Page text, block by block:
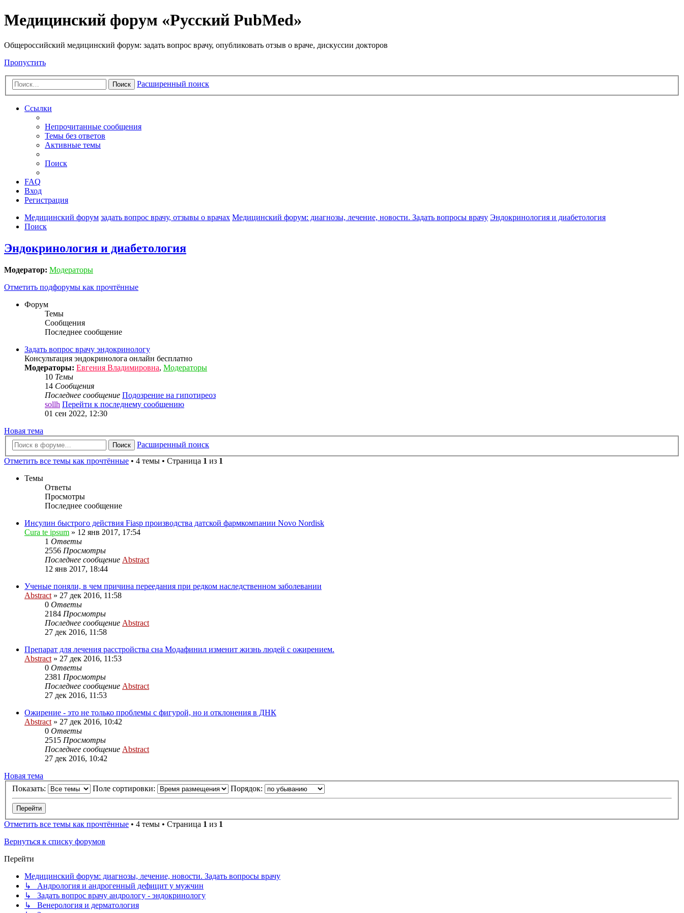
Медицинский форум «Русский PubMed»
Общероссийский медицинский форум: задать вопрос врачу, опубликовать отзыв о враче, дискуссии докторов
Пропустить
Поиск Расширенный поиск
Ссылки
Непрочитанные сообщения
Темы без ответов
Активные темы
Поиск
FAQ
Вход
Регистрация
Медицинский форум задать вопрос врачу, отзывы о врачах Медицинский форум: диагнозы, лечение, новости. Задать вопросы врачу Эндокринология и диабетология
Поиск
Эндокринология и диабетология
Модератор: Модераторы
Отметить подфорумы как прочтённые
Форум
Темы
Сообщения
Последнее сообщение
Задать вопрос врачу эндокринологу
Консультация эндокринолога онлайн бесплатно
Модераторы: Евгения Владимировна, Модераторы
10 Темы
14 Сообщения
Последнее сообщение Подозрение на гипотиреоз
sollh Перейти к последнему сообщению
01 сен 2022, 12:30
Новая тема
Поиск
Расширенный поиск
Отметить все темы как прочтённые • 4 темы • Страница 1 из 1
Темы
Ответы
Просмотры
Последнее сообщение
Инсулин быстрого действия Fiasp производства датской фармкомпании Novo Nordisk
Cura te ipsum » 12 янв 2017, 17:54
1 Ответы
2556 Просмотры
Последнее сообщение Abstract
12 янв 2017, 18:44
Ученые поняли, в чем причина переедания при редком наследственном заболевании
Abstract » 27 дек 2016, 11:58
0 Ответы
2184 Просмотры
Последнее сообщение Abstract
27 дек 2016, 11:58
Препарат для лечения расстройства сна Модафинил изменит жизнь людей с ожирением.
Abstract » 27 дек 2016, 11:53
0 Ответы
2381 Просмотры
Последнее сообщение Abstract
27 дек 2016, 11:53
Ожирение - это не только проблемы с фигурой, но и отклонения в ДНК
Abstract » 27 дек 2016, 10:42
0 Ответы
2515 Просмотры
Последнее сообщение Abstract
27 дек 2016, 10:42
Новая тема
Показать:
Поле сортировки: Порядок:
Отметить все темы как прочтённые • 4 темы • Страница 1 из 1
Вернуться к списку форумов
Перейти
Медицинский форум: диагнозы, лечение, новости. Задать вопросы врачу
↳ Андрология и андрогенный дефицит у мужчин
↳ Задать вопрос врачу андрологу - эндокринологу
↳ Венерология и дерматология